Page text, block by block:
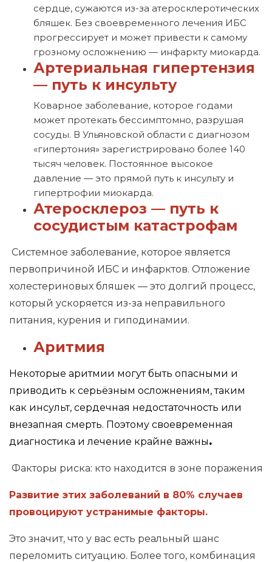
сердце, сужаются из-за атеросклеротических
бляшек. Без своевременного лечения ИБС
прогрессирует и может привести к самому
грозному осложнению — инфаркту миокарда.
Артериальная гипертензия
— путь к инсульту
Коварное заболевание, которое годами
может протекать бессимптомно, разрушая
сосуды. В Ульяновской области с диагнозом
«гипертония» зарегистрировано более 140
тысяч человек. Постоянное высокое
давление — это прямой путь к инсульту и
гипертрофии миокарда.
Атеросклероз — путь к
сосудистым катастрофам
Системное заболевание, которое является
первопричиной ИБС и инфарктов. Отложение
холестериновых бляшек — это долгий процесс,
который ускоряется из-за неправильного
питания, курения и гиподинамии.
Аритмия
Некоторые аритмии могут быть опасными и
приводить к серьёзным осложнениям, таким
как инсульт, сердечная недостаточность или
внезапная смерть. Поэтому своевременная
диагностика и лечение крайне важны.
Факторы риска: кто находится в зоне поражения
Развитие этих заболеваний в 80% случаев
провоцируют устранимые факторы.
Это значит, что у вас есть реальный шанс
переломить ситуацию. Более того, комбинация